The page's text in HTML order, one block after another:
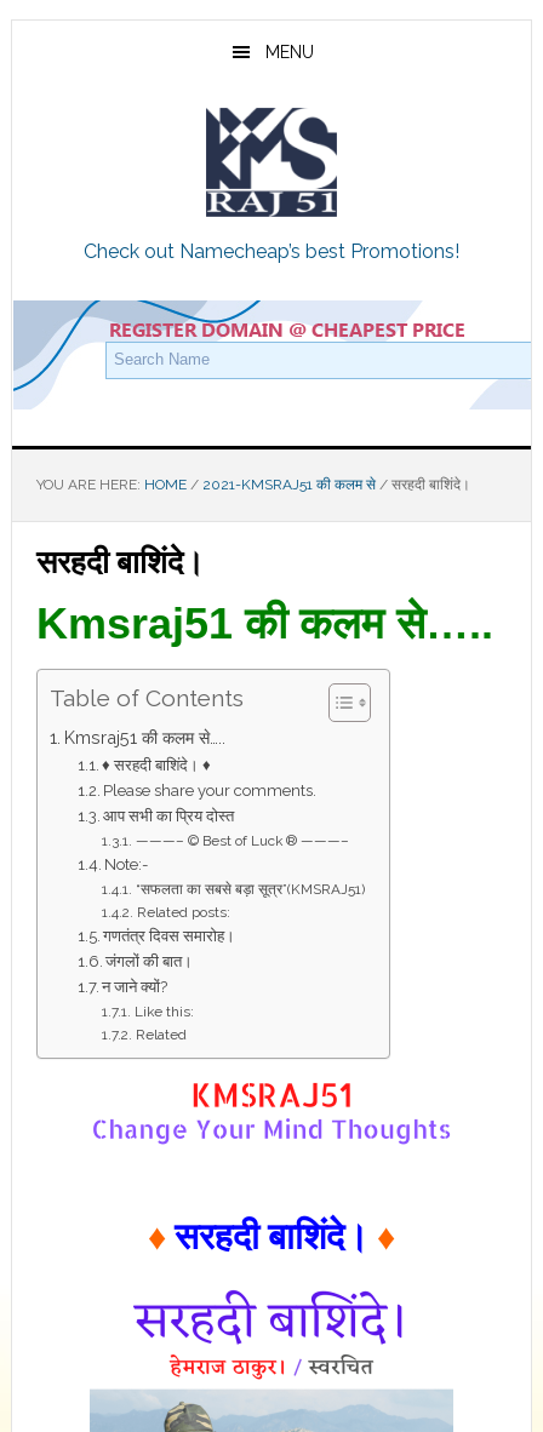
Skip
Skip
Skip
MENU
Check out Namecheap’s best Promotions!
YOU ARE HERE: HOME / 2021-KMSRAJ51 की कलम से /सरहदी बाशिंदे।
सरहदी बाशिंदे।
Kmsraj51 की कलम से…..
Table of Contents
Kmsraj51 की कलम से…..
♦ सरहदी बाशिंदे। ♦
Please share your comments.
आप सभी का प्रिय दोस्त
———– © Best of Luck ® ———–
Note:-
“सफलता का सबसे बड़ा सूत्र”(KMSRAJ51)
Related posts:
गणतंत्र दिवस समारोह।
जंगलों की बात।
न जाने क्यों?
Like this:
Related
♦ सरहदी बाशिंदे। ♦